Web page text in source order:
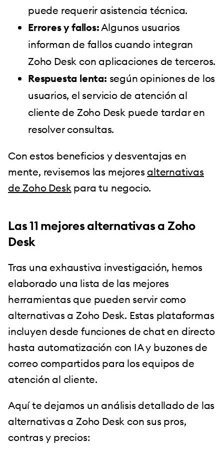
puede requerir asistencia técnica.
Errores y fallos:Algunos usuarios
informan de fallos cuando integran
Zoho Desk con aplicaciones de terceros.
Respuesta lenta: según opiniones de los
usuarios, el servicio de atención al
cliente de Zoho Desk puede tardar en
resolver consultas.
Con estos beneficios y desventajas en
mente, revisemos las mejoresalternativas
de Zoho Deskpara tu negocio.
Las 11 mejores alternativas a Zoho
Desk
Tras una exhaustiva investigación, hemos
elaborado una lista de las mejores
herramientas que pueden servir como
alternativas a Zoho Desk. Estas plataformas
incluyen desde funciones de chat en directo
hasta automatización con IA y buzones de
correo compartidos para los equipos de
atención al cliente.
Aquí te dejamos un análisis detallado de las
alternativas a Zoho Desk con sus pros,
contras y precios: